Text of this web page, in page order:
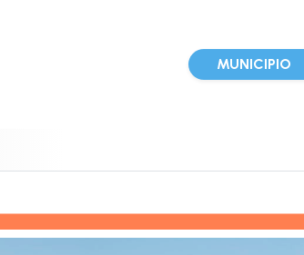
MUNICIPIO